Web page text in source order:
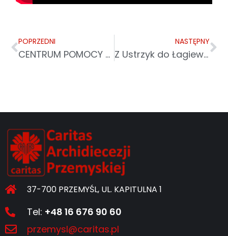
POPRZEDNI
CENTRUM POMOCY MIGRANTOM I UCHODZCOM W PRZEMYŚLU PRZY CARITAS ARCHIDIECEZJI PRZEMYSKIEJ
NASTĘPNY
Z Ustrzyk do Łagiewnik
37-700 PRZEMYŚL, UL. KAPITULNA 1
Tel: +48 16 676 90 60
przemysl@caritas.pl